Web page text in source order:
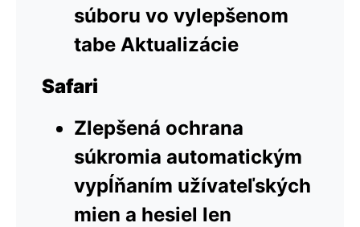
súboru vo vylepšenom
tabe Aktualizácie
Safari
Zlepšená ochrana
súkromia automatickým
vypĺňaním užívateľských
mien a hesiel len